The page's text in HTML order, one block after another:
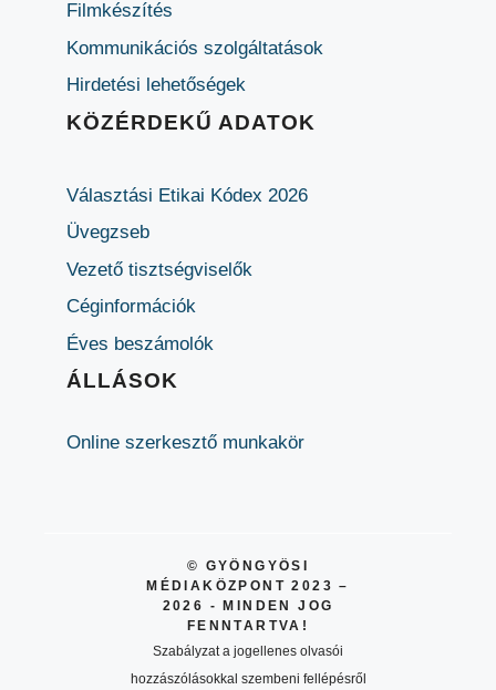
Filmkészítés
Kommunikációs szolgáltatások
Hirdetési lehetőségek
KÖZÉRDEKŰ ADATOK
Választási Etikai Kódex 2026
Üvegzseb
Vezető tisztségviselők
Céginformációk
Éves beszámolók
ÁLLÁSOK
Online szerkesztő munkakör
© GYÖNGYÖSI
MÉDIAKÖZPONT 2023 –
2026 - MINDEN JOG
FENNTARTVA!
Szabályzat a jogellenes olvasói
hozzászólásokkal szembeni fellépésről